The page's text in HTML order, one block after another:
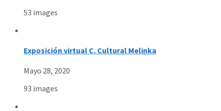
53 images
Exposición virtual C. Cultural Melinka
Mayo 28, 2020
93 images